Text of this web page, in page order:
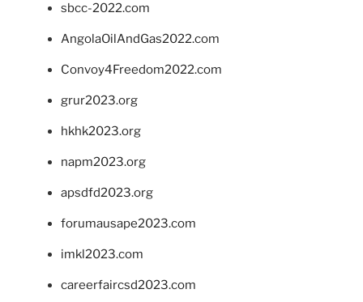
sbcc-2022.com
AngolaOilAndGas2022.com
Convoy4Freedom2022.com
grur2023.org
hkhk2023.org
napm2023.org
apsdfd2023.org
forumausape2023.com
imkl2023.com
careerfaircsd2023.com